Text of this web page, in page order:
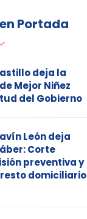
Portada
deja la
Mejor Niñez
del Gobierno
León deja
Corte
preventiva y
domiciliario